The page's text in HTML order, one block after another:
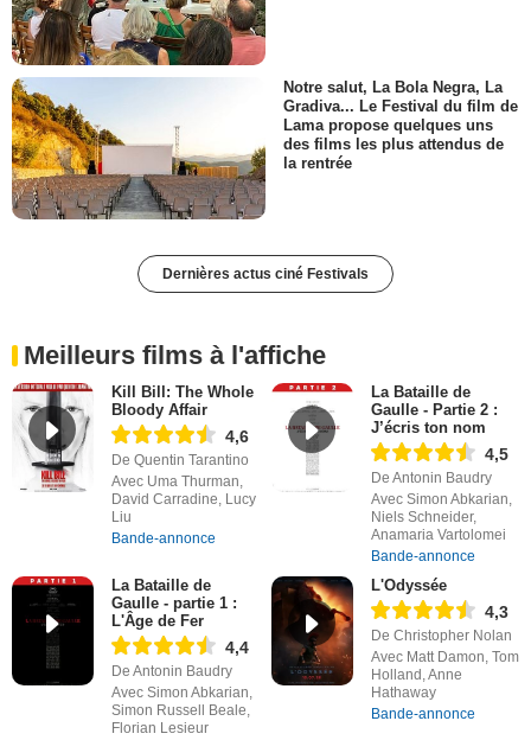
Notre salut, La Bola Negra, La
Gradiva... Le Festival du film de
Lama propose quelques uns
des films les plus attendus de
la rentrée
Dernières actus ciné Festivals
Meilleurs films à l'affiche
Kill Bill: The Whole
Bloody Affair
4,6
De Quentin Tarantino
Avec Uma Thurman,
David Carradine, Lucy
Liu
Bande-annonce
La Bataille de
Gaulle - Partie 2 :
J’écris ton nom
4,5
De Antonin Baudry
Avec Simon Abkarian,
Niels Schneider,
Anamaria Vartolomei
Bande-annonce
La Bataille de
Gaulle - partie 1 :
L'Âge de Fer
4,4
De Antonin Baudry
Avec Simon Abkarian,
Simon Russell Beale,
Florian Lesieur
L'Odyssée
4,3
De Christopher Nolan
Avec Matt Damon, Tom
Holland, Anne
Hathaway
Bande-annonce